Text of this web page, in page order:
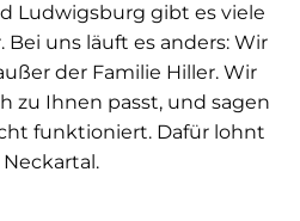
Ludwigsburg gibt es viele
uns läuft es anders: Wir
der Familie Hiller. Wir
zu Ihnen passt, und sagen
funktioniert. Dafür lohnt